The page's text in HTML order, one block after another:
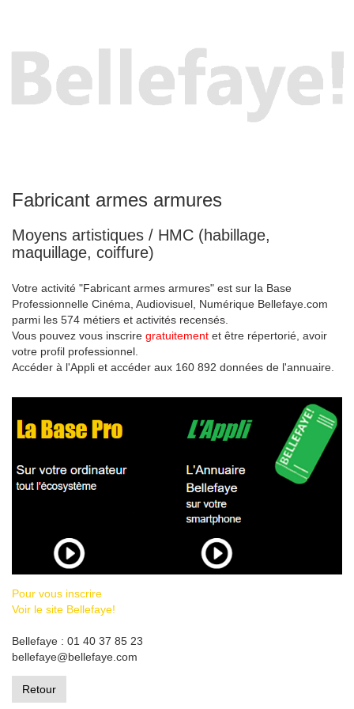
Fabricant armes armures
Moyens artistiques / HMC (habillage,
maquillage, coiffure)
Votre activité "Fabricant armes armures" est sur la Base
Professionnelle Cinéma, Audiovisuel, Numérique Bellefaye.com
parmi les 574 métiers et activités recensés.
Vous pouvez vous inscrire gratuitement et être répertorié, avoir
votre profil professionnel.
Accéder à l'Appli et accéder aux 160 892 données de l'annuaire.
Pour vous inscrire
Voir le site Bellefaye!
Bellefaye : 01 40 37 85 23
bellefaye@bellefaye.com
Retour